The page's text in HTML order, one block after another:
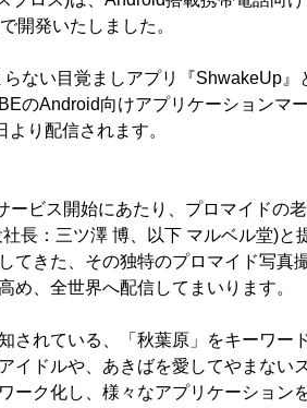
開発いたしました。
ない目覚ましアプリ『ShwakeUp』
のAndroid向けアプリケーションマ
り配信されます。
ービス開始にあたり、プロマイドの
長：三ツ澤 博、以下 マルベル堂)と
てきた、その独特のプロマイド写真
、全世界へ配信してまいります。
されている、「秋葉原」をキーワー
イドルや、あきばを愛してやまない
ーク化し、様々なアプリケーション